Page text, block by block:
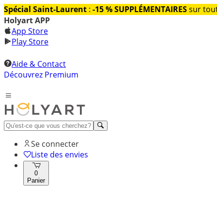
Spécial Saint-Laurent : -15 % SUPPLÉMENTAIRESsur
Holyart APP
App Store
Play Store
Aide & Contact
Découvrez Premium
Se connecter
Liste des envies
0
Panier